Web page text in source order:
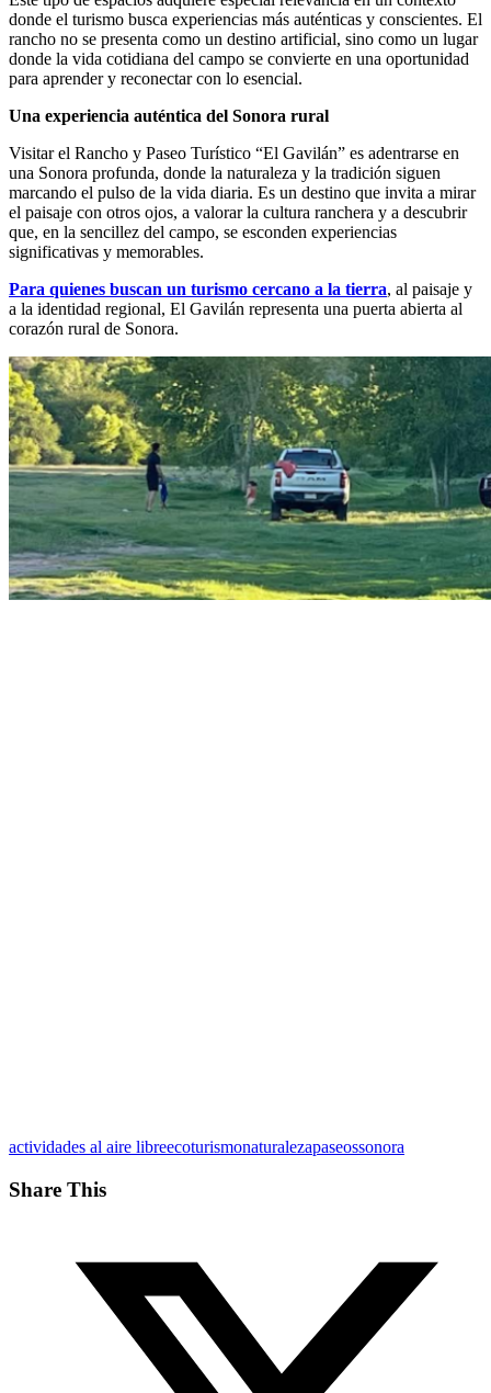
donde el turismo busca experiencias más auténticas y conscientes. El
rancho no se presenta como un destino artificial, sino como un lugar
donde la vida cotidiana del campo se convierte en una oportunidad
para aprender y reconectar con lo esencial.
Una experiencia auténtica del Sonora rural
Visitar el Rancho y Paseo Turístico “El Gavilán” es adentrarse en
una Sonora profunda, donde la naturaleza y la tradición siguen
marcando el pulso de la vida diaria. Es un destino que invita a mirar
el paisaje con otros ojos, a valorar la cultura ranchera y a descubrir
que, en la sencillez del campo, se esconden experiencias
significativas y memorables.
Para quienes buscan un turismo cercano a la tierra, al paisaje y
a la identidad regional, El Gavilán representa una puerta abierta al
corazón rural de Sonora.
actividades al aire libreecoturismonaturalezapaseossonora
Share This